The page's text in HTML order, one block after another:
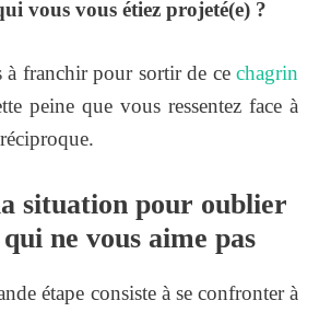
vous vous étiez projeté(e) ?
à franchir pour sortir de ce chagrin
peine que vous ressentez face à
situation pour oublier
ne vous aime pas
étape consiste à se confronter à